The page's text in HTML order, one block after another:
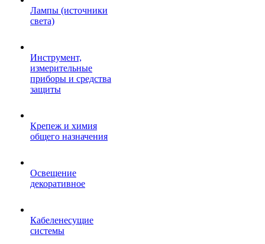
Лампы (источники
света)
Инструмент,
измерительные
приборы и средства
защиты
Крепеж и химия
общего назначения
Освещение
декоративное
Кабеленесущие
системы